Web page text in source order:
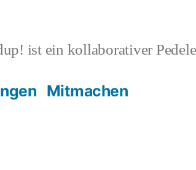
ist ein kollaborativer
Mitmachen